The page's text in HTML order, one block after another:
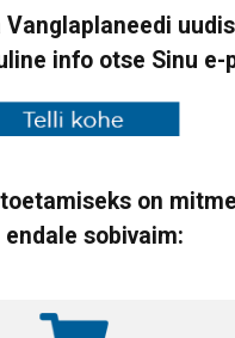
info otse Sinu e-
on
endale sobivaim: